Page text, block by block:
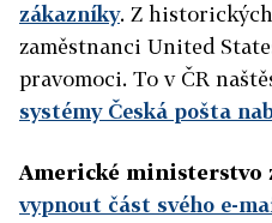
zákazníky. Z
zaměstnanci United
pravomoci. To v ČR
systémy Česká pošta
Americké ministerstvo
vypnout část svého e-